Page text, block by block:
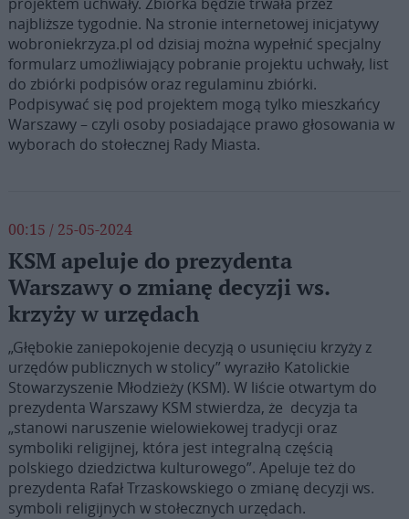
najbliższe tygodnie. Na stronie internetowej inicjatywy
wobroniekrzyza.pl od dzisiaj można wypełnić specjalny
formularz umożliwiający pobranie projektu uchwały, list
do zbiórki podpisów oraz regulaminu zbiórki.
Podpisywać się pod projektem mogą tylko mieszkańcy
Warszawy – czyli osoby posiadające prawo głosowania w
wyborach do stołecznej Rady Miasta.
00:15 / 25-05-2024
KSM apeluje do prezydenta
Warszawy o zmianę decyzji ws.
krzyży w urzędach
„Głębokie zaniepokojenie decyzją o usunięciu krzyży z
urzędów publicznych w stolicy” wyraziło Katolickie
Stowarzyszenie Młodzieży (KSM). W liście otwartym do
prezydenta Warszawy KSM stwierdza, że decyzja ta
„stanowi naruszenie wielowiekowej tradycji oraz
symboliki religijnej, która jest integralną częścią
polskiego dziedzictwa kulturowego”. Apeluje też do
prezydenta Rafał Trzaskowskiego o zmianę decyzji ws.
symboli religijnych w stołecznych urzędach.